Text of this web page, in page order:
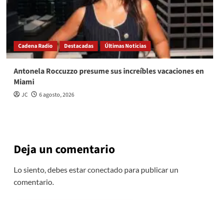
Cadena Radio Destacadas Últimas Noticias
Antonela Roccuzzo presume sus increíbles vacaciones en
Miami
JC 6 agosto, 2026
Deja un comentario
Lo siento, debes estarconectadopara publicar un
comentario.